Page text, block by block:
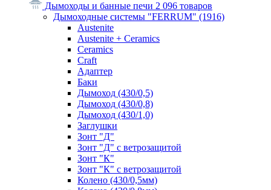
Дымоходы и банные печи 2 096 товаров
Дымоходные системы "FERRUM" (1916)
Austenite
Austenite + Ceramics
Ceramics
Craft
Адаптер
Баки
Дымоход (430/0,5)
Дымоход (430/0,8)
Дымоход (430/1,0)
Заглушки
Зонт "Д"
Зонт "Д" с ветрозащитой
Зонт "К"
Зонт "К" с ветрозащитой
Колено (430/0,5мм)